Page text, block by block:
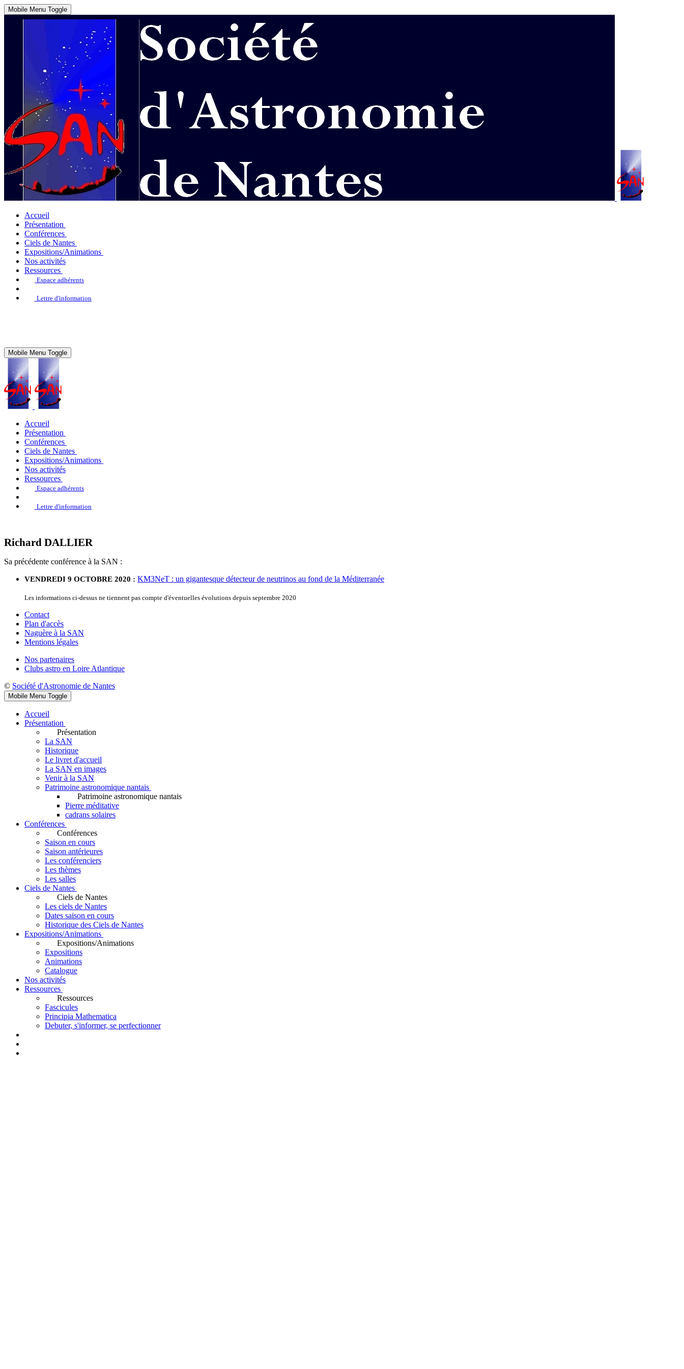
Mobile Menu Toggle
Accueil
Présentation
Conférences
Ciels de Nantes
Expositions/Animations
Nos activités
Ressources
Espace adhérents
Lettre d'information
Mobile Menu Toggle
Accueil
Présentation
Conférences
Ciels de Nantes
Expositions/Animations
Nos activités
Ressources
Espace adhérents
Lettre d'information
Richard DALLIER
Sa précédente conférence à la SAN :
VENDREDI 9 OCTOBRE 2020 : KM3NeT : un gigantesque détecteur de neutrinos au fond de la Méditerranée
Les informations ci-dessus ne tiennent pas compte d'éventuelles évolutions depuis septembre 2020
Contact
Plan d'accès
Naguère à la SAN
Mentions légales
Nos partenaires
Clubs astro en Loire Atlantique
© Société d'Astronomie de Nantes
Mobile Menu Toggle
Accueil
Présentation
Présentation
La SAN
Historique
Le livret d'accueil
La SAN en images
Venir à la SAN
Patrimoine astronomique nantais
Patrimoine astronomique nantais
Pierre méditative
cadrans solaires
Conférences
Conférences
Saison en cours
Saison antérieures
Les conférenciers
Les thèmes
Les salles
Ciels de Nantes
Ciels de Nantes
Les ciels de Nantes
Dates saison en cours
Historique des Ciels de Nantes
Expositions/Animations
Expositions/Animations
Expositions
Animations
Catalogue
Nos activités
Ressources
Ressources
Fascicules
Principia Mathematica
Debuter, s'informer, se perfectionner